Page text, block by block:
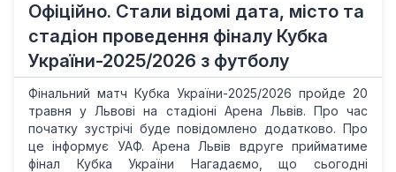
Офіційно. Стали відомі дата, місто та
стадіон проведення фіналу Кубка
України-2025/2026 з футболу
Фінальний матч Кубка України-2025/2026 пройде 20
травня у Львові на стадіоні Арена Львів. Про час
початку зустрічі буде повідомлено додатково. Про
це інформує УАФ. Арена Львів вдруге прийматиме
фінал Кубка України Нагадаємо, що сьогодні